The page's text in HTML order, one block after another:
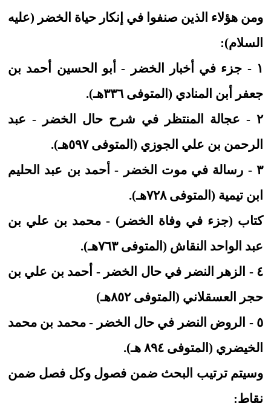
ومن هؤلاء الذين صنفوا في إنكار حياة الخضر (عليه
السلام):
١ - جزء في أخبار الخضر - أبو الحسين أحمد بن
جعفر أبن المنادي (المتوفى ٣٣٦هـ).
٢ - عجالة المنتظر في شرح حال الخضر - عبد
الرحمن بن علي الجوزي (المتوفى ٥٩٧هـ).
٣ - رسالة في موت الخضر - أحمد بن عبد الحليم
ابن تيمية (المتوفى ٧٢٨هـ).
كتاب (جزء في وفاة الخضر) - محمد بن علي بن
عبد الواحد النقاش (المتوفى ٧٦٣هـ).
٤ - الزهر النضر في حال الخضر - أحمد بن علي بن
حجر العسقلاني (المتوفى ٨٥٢هـ)
٥ - الروض النضر في حال الخضر - محمد بن محمد
الخيضري (المتوفى ٨٩٤ هـ).
وسيتم ترتيب البحث ضمن فصول وكل فصل ضمن
نقاط: